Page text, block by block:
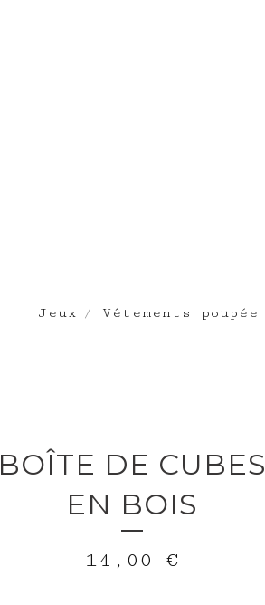
Jeux Vêtements poupée
BOÎTE DE CUBES
EN BOIS
14,00 €